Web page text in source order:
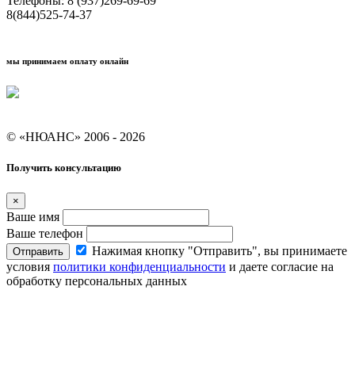
8(844)525-74-37
мы принимаем оплату онлайн
© «НЮАНС» 2006 - 2026
Получить консультацию
×
Ваше имя
Ваше телефон
Отправить
Нажимая кнопку "Отправить", вы принимаете
условия политики конфиденциальности и даете согласие на
обработку персональных данных